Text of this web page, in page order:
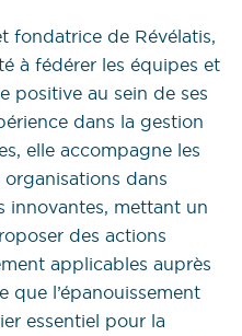
fondatrice de Révélatis,
à fédérer les équipes et
positive au sein de ses
dans la gestion
elle accompagne les
dans
innovantes, mettant un
des actions
applicables auprès
que l’épanouissement
essentiel pour la